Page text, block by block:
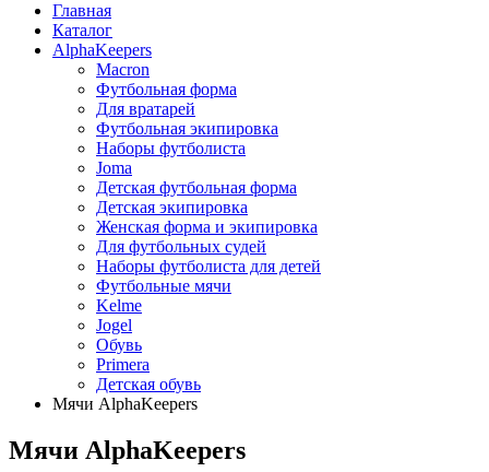
Главная
Каталог
AlphaKeepers
Macron
Футбольная форма
Для вратарей
Футбольная экипировка
Наборы футболиста
Joma
Детская футбольная форма
Детская экипировка
Женская форма и экипировка
Для футбольных судей
Наборы футболиста для детей
Футбольные мячи
Kelme
Jogel
Обувь
Primera
Детская обувь
Мячи AlphaKeepers
Мячи AlphaKeepers